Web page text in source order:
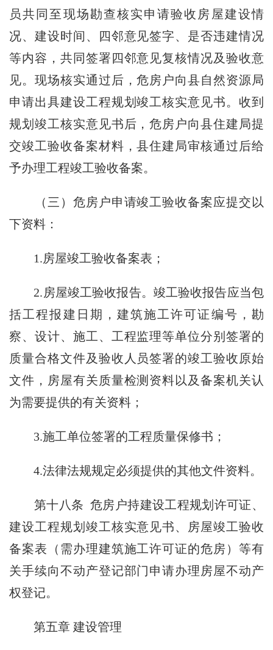
员共同至现场勘查核实申请验收房屋建设情
况、建设时间、四邻意见签字、是否违建情况
等内容，共同签署四邻意见复核情况及验收意
见。现场核实通过后，危房户向县自然资源局
申请出具建设工程规划竣工核实意见书。收到
规划竣工核实意见书后，危房户向县住建局提
交竣工验收备案材料，县住建局审核通过后给
予办理工程竣工验收备案。
（三）危房户申请竣工验收备案应提交以
下资料：
1.房屋竣工验收备案表；
2.房屋竣工验收报告。竣工验收报告应当包
括工程报建日期，建筑施工许可证编号，勘
察、设计、施工、工程监理等单位分别签署的
质量合格文件及验收人员签署的竣工验收原始
文件，房屋有关质量检测资料以及备案机关认
为需要提供的有关资料；
3.施工单位签署的工程质量保修书；
4.法律法规规定必须提供的其他文件资料。
第十八条 危房户持建设工程规划许可证、
建设工程规划竣工核实意见书、房屋竣工验收
备案表（需办理建筑施工许可证的危房）等有
关手续向不动产登记部门申请办理房屋不动产
权登记。
第五章 建设管理